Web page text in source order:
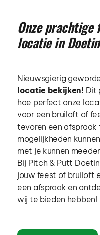
Onze
locatie in
Nieuwsgierig
locatie bekijken! Dit
hoe perfect onze
voor een bruiloft of
tevoren een
mogelijkheden
met je kunnen
Bij Pitch & Putt
jouw feest of bruiloft
een afspraak en
wij te bieden hebben!